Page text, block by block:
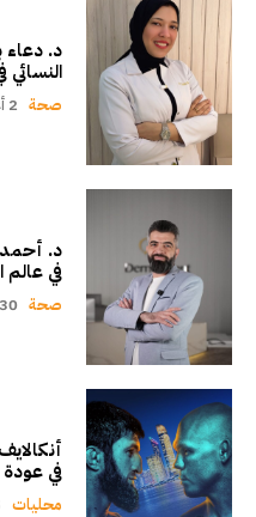
د.
النسائي
صحة 2 أغسطس، 2026
د. أحمد
في عالم
صحة 30 يوليو، 2026
في عودة
محليات